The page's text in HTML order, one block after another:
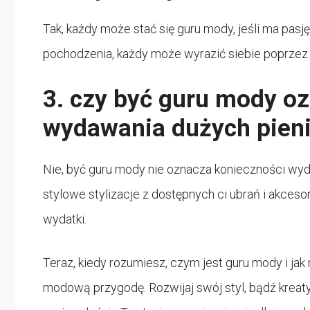
Tak, każdy może stać się guru mody, jeśli ma
pochodzenia, każdy może wyrazić siebie
3. czy być guru mody
wydawania dużych
Nie, być guru mody nie oznacza konieczności
stylowe stylizacje z dostępnych ci ubrań i
wydatki.
Teraz, kiedy rozumiesz, czym jest guru mody i
modową przygodę. Rozwijaj swój styl, bądź